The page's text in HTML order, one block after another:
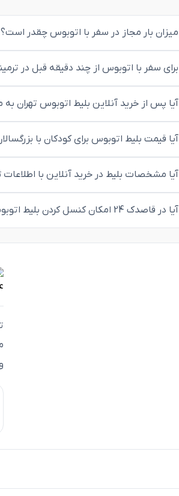
میزان بار مجاز در سفر با اتوبوس چقدر است؟
برای سفر با اتوبوس از چند دقیقه قبل در
آیا پس از خرید آنلاین بلیط اتوبوس تهران به
آیا قیمت بلیط اتوبوس برای کودکان با
آیا مشخصات بلیط در خرید آنلاین با
آیا در قاصدک 24 امکان کنسل کردن بلیط اتوبوس تهران به مهریز وجود دارد؟